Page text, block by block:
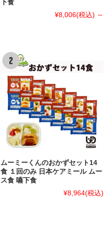
下食
¥8,006(税込) ～
ムーミーくんのおかずセット14
食 １回のみ 日本ケアミール ムー
ス食 嚥下食
¥8,964(税込)